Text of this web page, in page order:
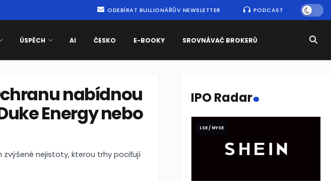
ODEBÍRAT BULLIONÁŘŮV NEWSLETTER PODCAST
ÚSPĚCH AI ČESKO E-BOOKY SROVNÁVAČ BROKERŮ
nabídnou
Energy nebo
nejistoty, kterou trhy pociťují
IPO Radar.
LSE / NYSE